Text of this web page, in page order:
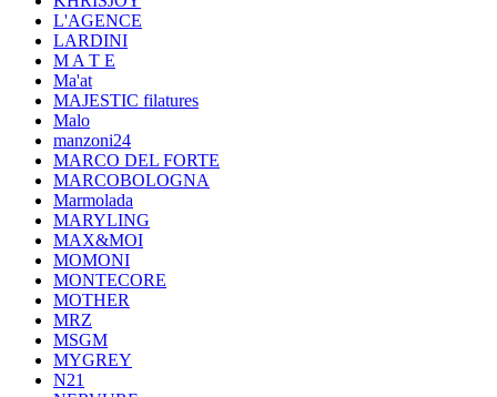
L'AGENCE
LARDINI
M A T E
Ma'at
MAJESTIC filatures
Malo
manzoni24
MARCO DEL FORTE
MARCOBOLOGNA
Marmolada
MARYLING
MAX&MOI
MOMONI
MONTECORE
MOTHER
MRZ
MSGM
MYGREY
N21